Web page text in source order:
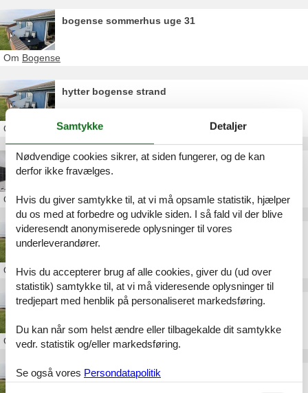
bogense sommerhus uge 31
Om Bogense
hytter bogense strand
Om Bogense
bogense sommerhus uge 28
OmBogense
ferielejlighed bogense strand
OmBogense
feriehus bogense strand
OmBogense
feriebolig bogense strand
Samtykke Detaljer
Nødvendige cookies sikrer, at siden fungerer, og de kan
derfor ikke fravælges.
Hvis du giver samtykke til, at vi må opsamle statistik, hjælper
du os med at forbedre og udvikle siden. I så fald vil der blive
videresendt anonymiserede oplysninger til vores
underleverandører.
Hvis du accepterer brug af alle cookies, giver du (ud over
statistik) samtykke til, at vi må videresende oplysninger til
tredjepart med henblik på personaliseret markedsføring.
Du kan når som helst ændre eller tilbagekalde dit samtykke
vedr. statistik og/eller markedsføring.
Se også vores Persondatapolitik